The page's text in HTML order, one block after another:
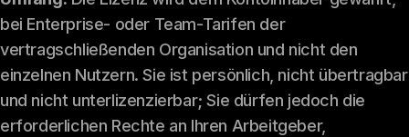
bei Enterprise- oder Team-Tarifen der
vertragschließenden Organisation und nicht den
einzelnen Nutzern. Sie ist persönlich, nicht übertragbar
und nicht unterlizenzierbar; Sie dürfen jedoch die
erforderlichen Rechte an Ihren Arbeitgeber,